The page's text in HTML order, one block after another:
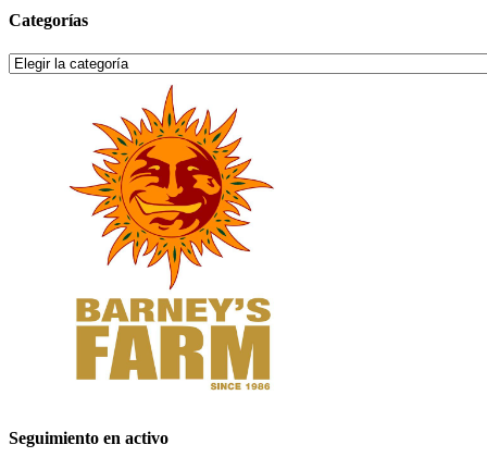
Categorías
Categorías
Seguimiento en activo